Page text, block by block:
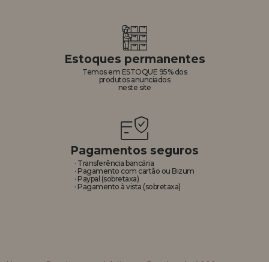
Estoques permanentes
Temos em ESTOQUE 95% dos
produtos anunciados
neste site
Pagamentos seguros
· Transferência bancária
· Pagamento com cartão ou Bizum
· Paypal (sobretaxa)
· Pagamento à vista (sobretaxa)